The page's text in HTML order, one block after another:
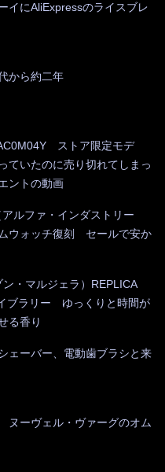
イにAliExpressのライスブレ
から約二年
ストア限定モデ
いたのに売り切れてしまっ
ントの動画
ルファ・インダストリー
ウォッチ復刻 セールで安か
・マルジェラ）REPLICA
ブラリー ゆっくりと時間が
る香り
ーバー、電動歯ブラシと来
ヌーヴェル・ヴァーグのオム